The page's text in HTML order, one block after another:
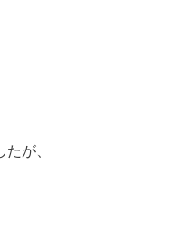
が、